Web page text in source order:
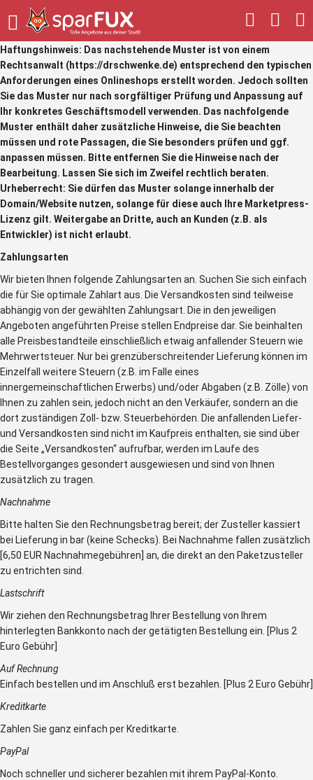
Haftungshinweis: Das nachstehende Muster ist von einem
Rechtsanwalt (https://drschwenke.de) entsprechend den typischen
Anforderungen eines Onlineshops erstellt worden. Jedoch sollten
Sie das Muster nur nach sorgfältiger Prüfung und Anpassung auf
Ihr konkretes Geschäftsmodell verwenden. Das nachfolgende
Muster enthält daher zusätzliche Hinweise, die Sie beachten
müssen und rote Passagen, die Sie besonders prüfen und ggf.
anpassen müssen. Bitte entfernen Sie die Hinweise nach der
Bearbeitung. Lassen Sie sich im Zweifel rechtlich beraten.
Urheberrecht: Sie dürfen das Muster solange innerhalb der
Domain/Website nutzen, solange für diese auch Ihre Marketpress-
Lizenz gilt. Weitergabe an Dritte, auch an Kunden (z.B. als
Entwickler) ist nicht erlaubt.
Zahlungsarten
Wir bieten Ihnen folgende Zahlungsarten an. Suchen Sie sich einfach
die für Sie optimale Zahlart aus. Die Versandkosten sind teilweise
abhängig von der gewählten Zahlungsart. Die in den jeweiligen
Angeboten angeführten Preise stellen Endpreise dar. Sie beinhalten
alle Preisbestandteile einschließlich etwaig anfallender Steuern wie
Mehrwertsteuer. Nur bei grenzüberschreitender Lieferung können im
Einzelfall weitere Steuern (z.B. im Falle eines
innergemeinschaftlichen Erwerbs) und/oder Abgaben (z.B. Zölle) von
Ihnen zu zahlen sein, jedoch nicht an den Verkäufer, sondern an die
dort zuständigen Zoll- bzw. Steuerbehörden. Die anfallenden Liefer-
und Versandkosten sind nicht im Kaufpreis enthalten, sie sind über
die Seite „Versandkosten“ aufrufbar, werden im Laufe des
Bestellvorganges gesondert ausgewiesen und sind von Ihnen
zusätzlich zu tragen.
Nachnahme
Bitte halten Sie den Rechnungsbetrag bereit; der Zusteller kassiert
bei Lieferung in bar (keine Schecks). Bei Nachnahme fallen zusätzlich
[6,50 EUR Nachnahmegebühren] an, die direkt an den Paketzusteller
zu entrichten sind.
Lastschrift
Wir ziehen den Rechnungsbetrag Ihrer Bestellung von Ihrem
hinterlegten Bankkonto nach der getätigten Bestellung ein. [Plus 2
Euro Gebühr]
Auf Rechnung
Einfach bestellen und im Anschluß erst bezahlen. [Plus 2 Euro Gebühr]
Kreditkarte
Zahlen Sie ganz einfach per Kreditkarte.
PayPal
Noch schneller und sicherer bezahlen mit ihrem PayPal-Konto.